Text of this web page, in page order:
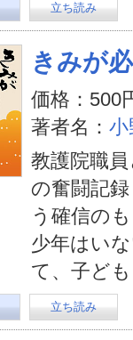
立ち読み
きみが
価格：500
著者名： 小
教護院職
の奮闘記
う確信の
少年はい
て、子ど
立ち読み